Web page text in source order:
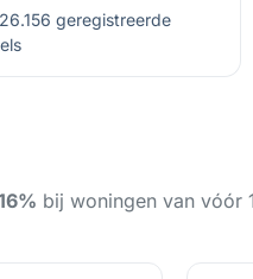
geregistreerde
bij woningen van vóór